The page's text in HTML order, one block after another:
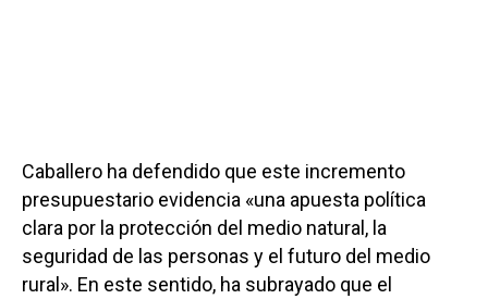
Caballero ha defendido que este incremento
presupuestario evidencia «una apuesta política
clara por la protección del medio natural, la
seguridad de las personas y el futuro del medio
rural». En este sentido, ha subrayado que el